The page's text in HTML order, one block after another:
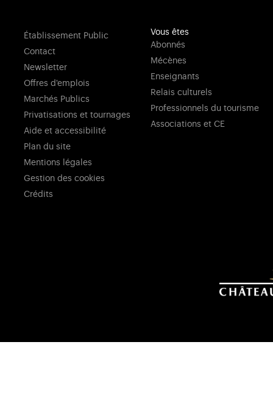
Établissement Public
Contact
Newsletter
Offres d'emplois
Marchés Publics
Privatisations et tournages
Aide et accessibilité
Plan du site
Mentions légales
Gestion des cookies
Crédits
Vous êtes
Abonnés
Mécènes
Enseignants
Relais culturels
Professionnels du tourisme
Associations et CE